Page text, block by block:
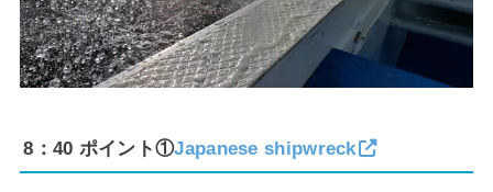
8：40 ポイント①Japanese shipwreck